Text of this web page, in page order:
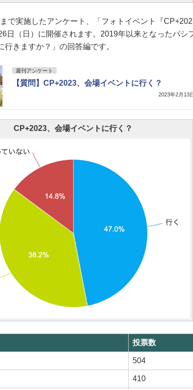
で実施したアンケート、「フォトイベント『
日（日）に開催されます。2019年以来となったパシ
行きますか？」の回答編です。
週刊アンケート
【質問】CP+2023、会場イベントに行く？
2023年2月13
CP+2023、会場イベントに行く？
投票数
504
410